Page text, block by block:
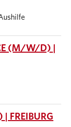
(M/W/D) |
FREIBURG